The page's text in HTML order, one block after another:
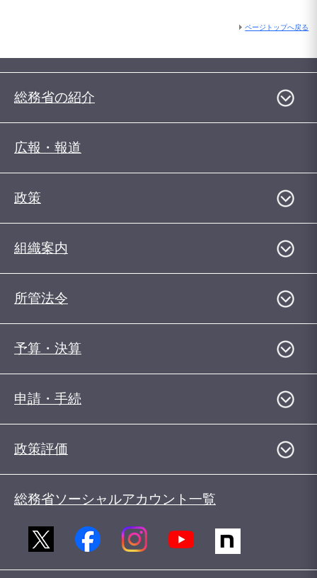
ページトップへ戻る
総務省の紹介
広報・報道
政策
組織案内
所管法令
予算・決算
申請・手続
政策評価
総務省ソーシャルアカウント一覧